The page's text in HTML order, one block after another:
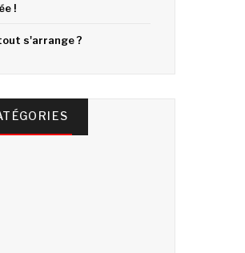
!
s'arrange ?